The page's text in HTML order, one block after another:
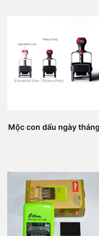
Mộc con dấu ngày tháng